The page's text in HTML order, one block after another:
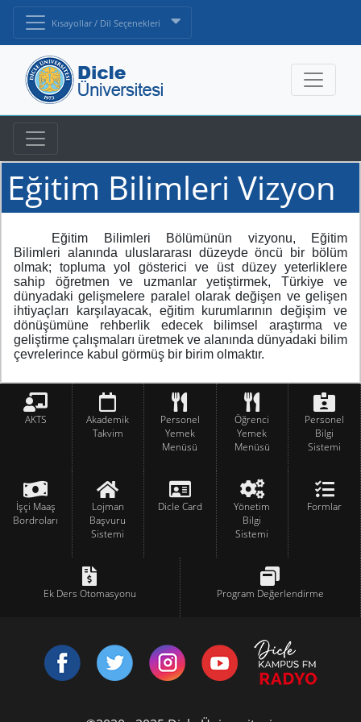
Kısayollar / Dil Seçenekleri
Eğitim Bilimleri Vizyon
Eğitim Bilimleri Bölümünün vizyonu, Eğitim
Bilimleri alanında uluslararası düzeyde öncü bir bölüm
olmak; topluma yol gösterici ve üst düzey yeterliklere
sahip öğretmen ve uzmanlar yetiştirmek, Türkiye ve
dünyadaki gelişmelere paralel olarak değişen ve gelişen
ihtiyaçları karşılayacak, eğitim kurumlarının değişim ve
dönüşümüne rehberlik edecek bilimsel araştırma ve
geliştirme çalışmaları üretmek ve alanında dünyadaki bilim
çevrelerince kabul görmüş bir birim olmaktır.
AKTS
Akademik
Takvim
Personel
Yemek
Menüsü
Öğrenci
Yemek
Menüsü
Personel
Bilgi
Sistemi
İşçi Maaş
Bordroları
Lojman
Başvuru
Sistemi
Dicle Card
Yönetim
Bilgi
Sistemi
Formlar
Ek Ders Otomasyonu Program Değerlendirme